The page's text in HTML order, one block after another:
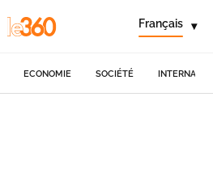
Français ▾
ECONOMIE SOCIÉTÉ